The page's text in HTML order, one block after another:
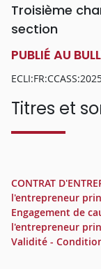
Troisième
section
PUBLIÉ AU
Titres et
CONTRAT
l'entrepreneur
Engagement de
l'entrepreneur
Validité -